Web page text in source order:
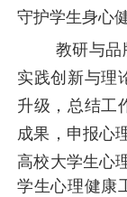
守护学生身心
教研与品
实践创新与理
升级，总结工
成果，申报心
高校大学生心
学生心理健康